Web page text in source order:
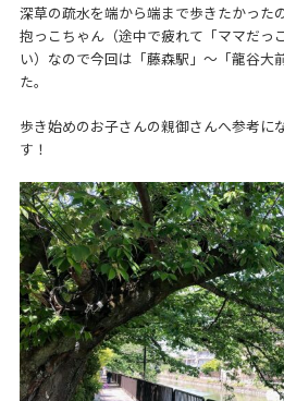
深草の疏水を端から端まで歩きたかった
抱っこちゃん（途中で疲れて「ママだっ
い）なので今回は「藤森駅」〜「龍谷大
た。
歩き始めのお子さんの親御さんへ参考に
す！